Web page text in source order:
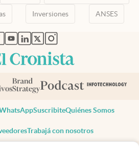
Inversiones ANSES
abre en nueva pestaña
abre en nueva pestaña
abre en nueva pestaña
abre en nueva pestaña
abre en nueva pestaña
SuscribiteQuiénes Somos
Trabajá con nosotros